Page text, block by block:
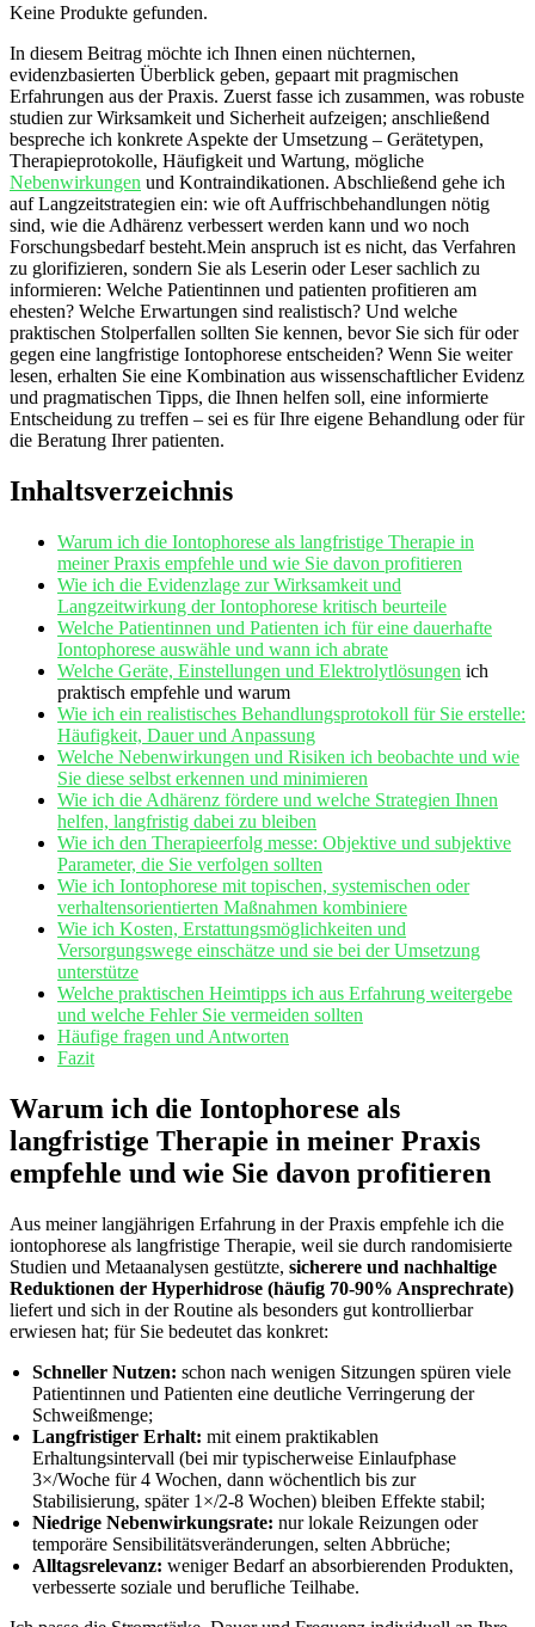
Keine Produkte gefunden.
In diesem Beitrag möchte ich Ihnen einen nüchternen,
evidenzbasierten‌ Überblick ⁢geben, gepaart mit pragmischen
Erfahrungen aus der⁣ Praxis. Zuerst ​fasse ich zusammen, ‌was ​robuste
studien zur Wirksamkeit und Sicherheit aufzeigen; anschließend
bespreche ich konkrete⁣ Aspekte ​der Umsetzung – Gerätetypen,
Therapieprotokolle, Häufigkeit und Wartung, mögliche
Nebenwirkungen ⁤ und Kontraindikationen. Abschließend ‍gehe ich
auf Langzeitstrategien⁢ ein: ⁤wie oft Auffrischbehandlungen nötig
sind,‍ wie die Adhärenz verbessert ‌werden ‍kann und wo noch
⁢Forschungsbedarf ​besteht.Mein ​anspruch ist es nicht, das‌ Verfahren⁣
zu glorifizieren, sondern Sie als Leserin oder ⁤Leser‍ sachlich zu
informieren: Welche Patientinnen⁣ und patienten profitieren ⁣am
ehesten? Welche Erwartungen sind realistisch? Und welche
praktischen Stolperfallen sollten‍ Sie kennen, ⁤bevor Sie sich für oder
gegen eine⁢ langfristige Iontophorese entscheiden? Wenn‍ Sie weiter
lesen, erhalten Sie eine⁣ Kombination aus​ wissenschaftlicher​ Evidenz
und pragmatischen Tipps, die Ihnen helfen soll, eine informierte
Entscheidung zu treffen – ⁤sei es für Ihre eigene Behandlung⁤ oder⁤ für
die Beratung‌ Ihrer patienten.
Inhaltsverzeichnis
Warum‍ ich die Iontophorese als langfristige​ Therapie in
meiner Praxis empfehle und wie ⁤Sie davon⁣ profitieren
Wie ich die Evidenzlage zur Wirksamkeit und
Langzeitwirkung der Iontophorese kritisch beurteile
Welche Patientinnen und Patienten ich für eine dauerhafte
Iontophorese ⁤auswähle und⁣ wann‍ ich abrate
Welche Geräte, Einstellungen⁣ und Elektrolytlösungen ich
praktisch ‍empfehle‌ und warum
Wie ich ein⁣ realistisches Behandlungsprotokoll für Sie ‍erstelle:
Häufigkeit, Dauer und Anpassung
Welche Nebenwirkungen und Risiken ich beobachte⁣ und⁤ wie
Sie diese ‍selbst erkennen und minimieren
Wie ich⁣ die Adhärenz fördere ‌und welche Strategien Ihnen
helfen, langfristig dabei zu bleiben
Wie ich den Therapieerfolg messe:‌ Objektive und subjektive
Parameter,⁤ die Sie verfolgen​ sollten
Wie‍ ich Iontophorese mit topischen,⁣ systemischen oder
verhaltensorientierten Maßnahmen kombiniere
Wie ich Kosten, Erstattungsmöglichkeiten und
Versorgungswege‍ einschätze und sie ⁣bei der Umsetzung
unterstütze
Welche praktischen​ Heimtipps ich ‌aus Erfahrung weitergebe
und welche⁣ Fehler⁣ Sie vermeiden sollten
Häufige fragen und Antworten
Fazit
Warum‌ ich die Iontophorese als
langfristige Therapie ​in meiner‌ Praxis
empfehle und wie Sie davon profitieren
Aus ‍meiner langjährigen Erfahrung in der ⁢Praxis‍ empfehle ich⁢ die
iontophorese als langfristige ​Therapie, weil ‌sie ⁤durch randomisierte
Studien und Metaanalysen gestützte, sicherere und nachhaltige⁤
Reduktionen der Hyperhidrose ⁢(häufig 70-90% Ansprechrate)
liefert und ​sich in der Routine ‍als besonders gut kontrollierbar
erwiesen‌ hat; ⁤für⁣ Sie bedeutet das konkret:
Schneller Nutzen: schon nach wenigen Sitzungen spüren viele
Patientinnen und ‍Patienten eine⁤ deutliche Verringerung der
Schweißmenge;
Langfristiger Erhalt: mit einem praktikablen
Erhaltungsintervall⁤ (bei⁤ mir⁤ typischerweise Einlaufphase
3×/Woche für 4​ Wochen,⁣ dann wöchentlich bis zur
Stabilisierung, später 1×/2-8 ‌Wochen) bleiben Effekte stabil;
Niedrige Nebenwirkungsrate: nur lokale Reizungen⁤ oder⁢
temporäre Sensibilitätsveränderungen, selten Abbrüche;
Alltagsrelevanz: weniger Bedarf an absorbierenden Produkten,
verbesserte soziale und berufliche Teilhabe.